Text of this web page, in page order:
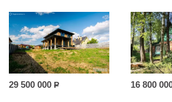
29 500 000 Р 16 800